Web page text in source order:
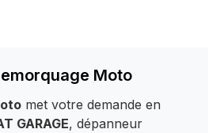
Moto
met votre demande en
GARAGE, dépanneur